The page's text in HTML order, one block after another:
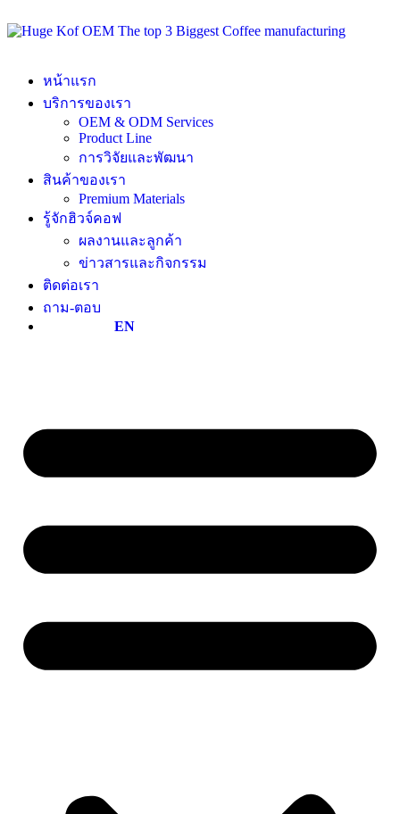
หน้าแรก
บริการของเรา
OEM & ODM Services
Product Line
การวิจัยและพัฒนา
สินค้าของเรา
Premium Materials
รู้จักฮิวจ์คอฟ
ผลงานและลูกค้า
ข่าวสารและกิจกรรม
ติดต่อเรา
ถาม-ตอบ
EN